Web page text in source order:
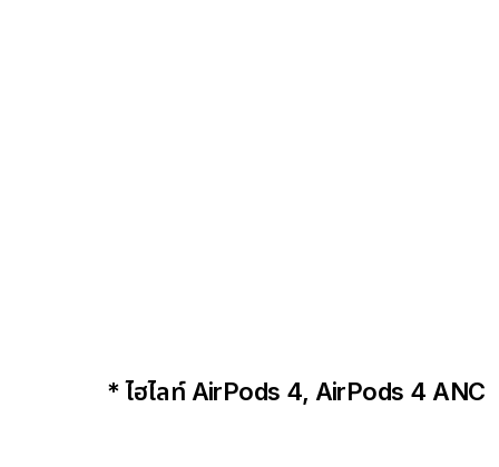
* ไฮไลท์ AirPods 4, AirPods 4 ANC